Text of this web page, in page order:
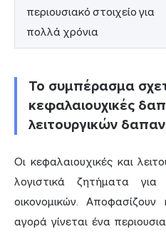
περιουσιακό στοιχείο για
πολλά χρόνια
Το συμπέρασμα
κεφαλαιουχικές
λειτουργικών
Οι κεφαλαιουχικές και
λογιστικά ζητήματα
οικονομικών.
αγορά γίνεται ένα